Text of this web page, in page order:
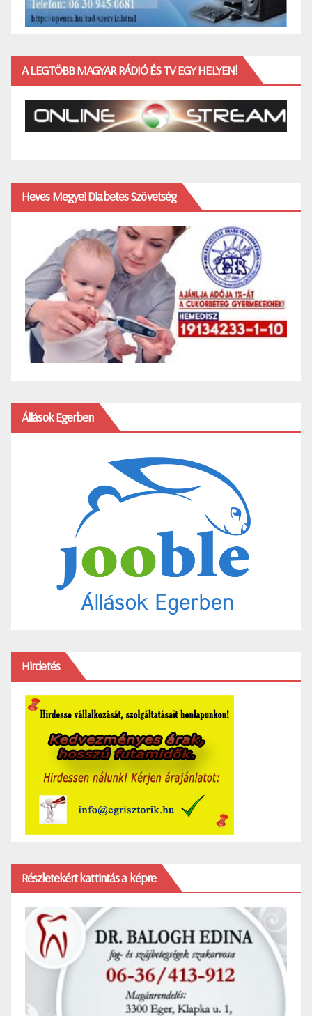
A LEGTÖBB MAGYAR RÁDIÓ ÉS TV EGY HELYEN!
Heves Megyei Diabetes Szövetség
Állások Egerben
Hirdetés
Részletekért kattintás a képre